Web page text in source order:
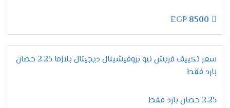
التطوير فى إمكانيات الجهاز من أهم المواصفات التى
وفرنا لكم الان فى فريش خاصية التشخيص الذاتى
التى نستخدمها لكى تظهر لنا جميع الاعطال التى
تحدث فى الجهاز ونستطيع من خلالها حل أى مشكله
الانفراد بخاصية وضع النوم
8500
سعر تكييف فريش نيو بروفيشينال ديجيتال بلازما 2.25 حصان
بارد فقط
2.25 حصان بارد فقط